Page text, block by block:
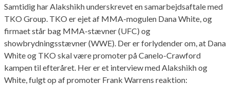
Samtidig har Alakshikh underskrevet en samarbejdsaftale med
TKO Group. TKO er ejet af MMA-mogulen Dana White, og
firmaet står bag MMA-stævner (UFC) og
showbrydningsstævner (WWE). Der er forlydender om, at Dana
White og TKO skal være promoter på Canelo-Crawford
kampen til efteråret. Her er et interview med Alakshikh og
White, fulgt op af promoter Frank Warrens reaktion: